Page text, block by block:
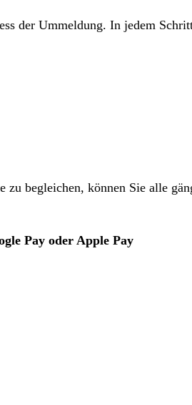
der Ummeldung. In jedem
begleichen, können Sie alle
Pay oder Apple Pay